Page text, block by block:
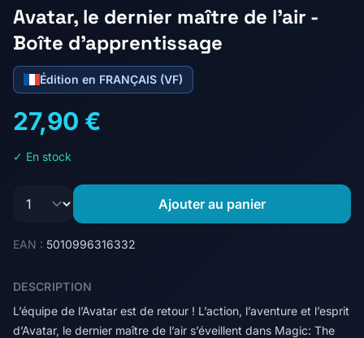
Avatar, le dernier maître de l'air -
Boîte d'apprentissage
Édition en FRANÇAIS (VF)
27,90 €
✓ En stock
Ajouter au panier
EAN : 5010996316332
DESCRIPTION
L’équipe de l’Avatar est de retour ! L’action, l’aventure et l’esprit
d’Avatar, le dernier maître de l’air s’éveillent dans Magic: The